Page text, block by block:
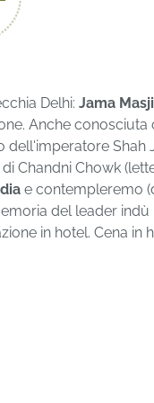
Delhi:Jama
Anche
dell'imperatore Shah
Chandni Chowk
e contempleremo
del leader indù
in hotel. Cena in